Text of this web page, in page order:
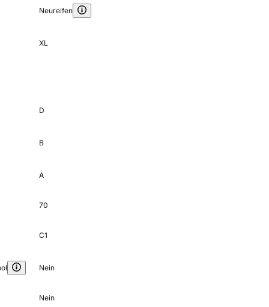
Neureifen
XL
D
B
A
70
C1
Nein
Nein